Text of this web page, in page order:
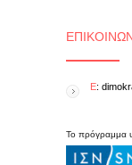
E:
Το πρόγραμμα